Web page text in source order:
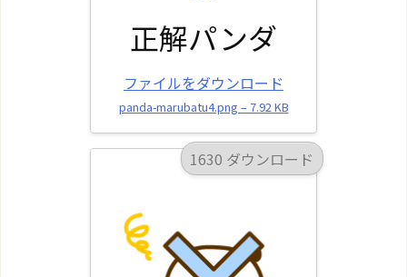
正解パンダ
ファイルをダウンロード
panda-marubatu4.png – 7.92 KB
1630 ダウンロード